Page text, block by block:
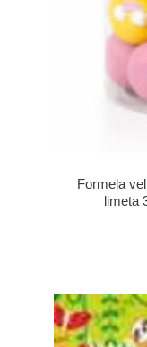
Formela
limeta